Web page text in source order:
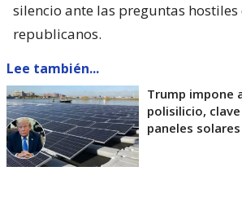
silencio ante las preguntas hostiles
republicanos.
Lee también...
Trump impone
polisilicio,
paneles